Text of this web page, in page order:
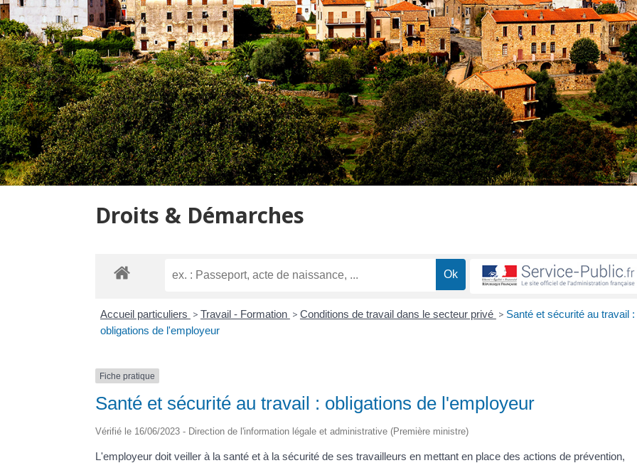
Droits & Démarches
Accueil particuliers > Travail - Formation > Conditions de travail dans le secteur privé > Santé et sécurité au travail :
obligations de l'employeur
Fiche pratique
Santé et sécurité au travail : obligations de l'employeur
Vérifié le 16/06/2023 - Direction de l'information légale et administrative (Première ministre)
L'employeur doit veiller à la santé et à la sécurité de ses travailleurs en mettant en place des actions de prévention,